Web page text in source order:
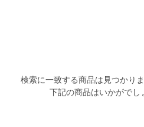
検索に一致する商品は見つかりま
下記の商品はいかがでし